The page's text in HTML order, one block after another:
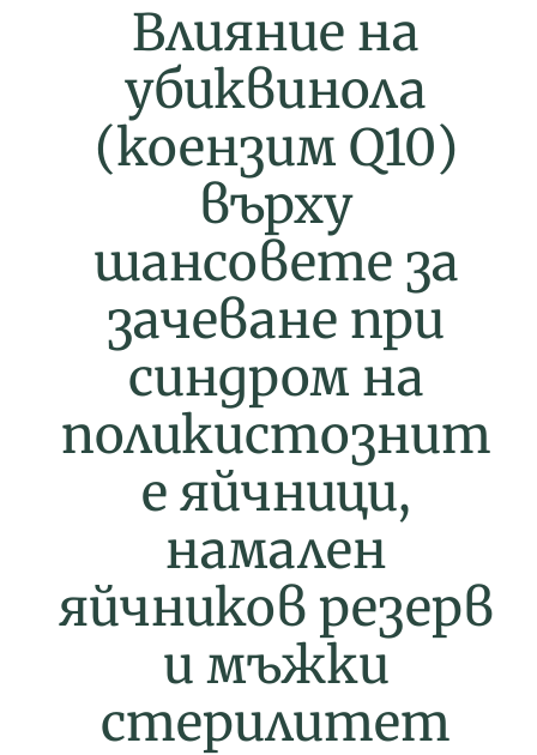
Влияние на
убиквинола
(коензим Q10)
върху
шансовете за
зачеване при
синдром на
поликистознит
е яйчници,
намален
яйчников резерв
и мъжки
стерилитет